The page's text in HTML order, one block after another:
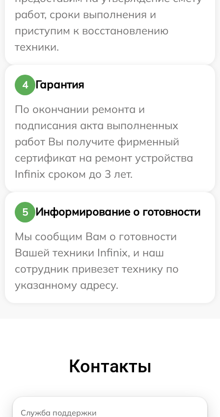
работ, сроки выполнения и
приступим к восстановлению
техники.
4
Гарантия
По окончании ремонта и
подписания акта выполненных
работ Вы получите фирменный
сертификат на ремонт устройства
Infinix сроком до 3 лет.
5
Информирование о готовности
Мы сообщим Вам о готовности
Вашей техники Infinix, и наш
сотрудник привезет технику по
указанному адресу.
Контакты
Служба поддержки